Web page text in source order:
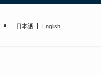
日本語 English